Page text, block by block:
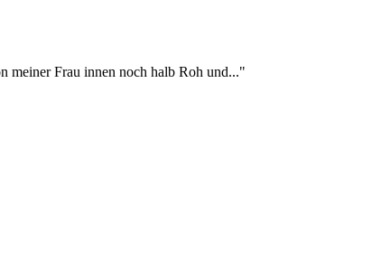
meiner Frau innen noch halb Roh und..."